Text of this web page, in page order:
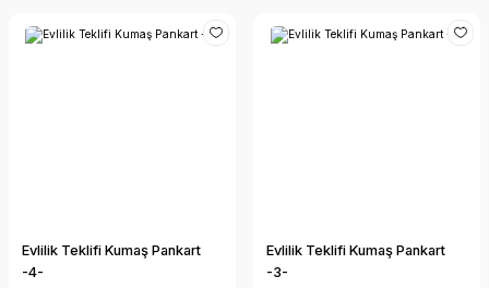
Evlilik Teklifi Kumaş Pankart
-4-
Evlilik Teklifi Kumaş Pankart
-3-